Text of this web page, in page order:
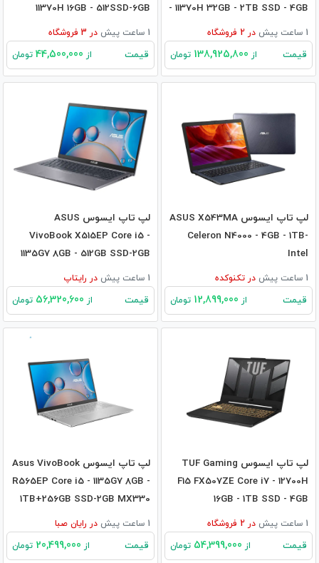
- 11370H 32GB - 2TB SSD - 4GB
RTX3050Ti1 ساعت پیش در فروشگاه
قیمت از تومان
11370H 16GB - 512SSD-6GB
RTX30601 ساعت پیش در فروشگاه
قیمت از تومان
لپ تاپ ایسوس ASUS X543MA
Celeron N4000 - 4GB - 1TB-
Intel
1 ساعت پیش در تکنوکده
قیمت از تومان
لپ تاپ ایسوس ASUS
VivoBook X515EP Core i5 -
1135G7 8GB - 512GB SSD-2GB
MX3301 ساعت پیش در رایتاپ
قیمت از تومان
لپ تاپ ایسوس TUF Gaming
F15 FX507ZE Core i7 - 12700H
16GB - 1TB SSD - 4GB
RTX3050TI1 ساعت پیش در فروشگاه
قیمت از تومان
لپ تاپ ایسوس Asus VivoBook
R565EP Core i5 - 1135G7 8GB -
1TB+256GB SSD-2GB MX330
1 ساعت پیش در رایان صبا
قیمت از تومان